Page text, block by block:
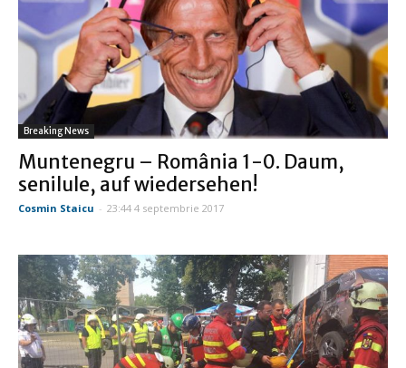
Breaking News
Muntenegru – România 1-0. Daum,
senilule, auf wiedersehen!
Cosmin Staicu - 23:44 4 septembrie 2017